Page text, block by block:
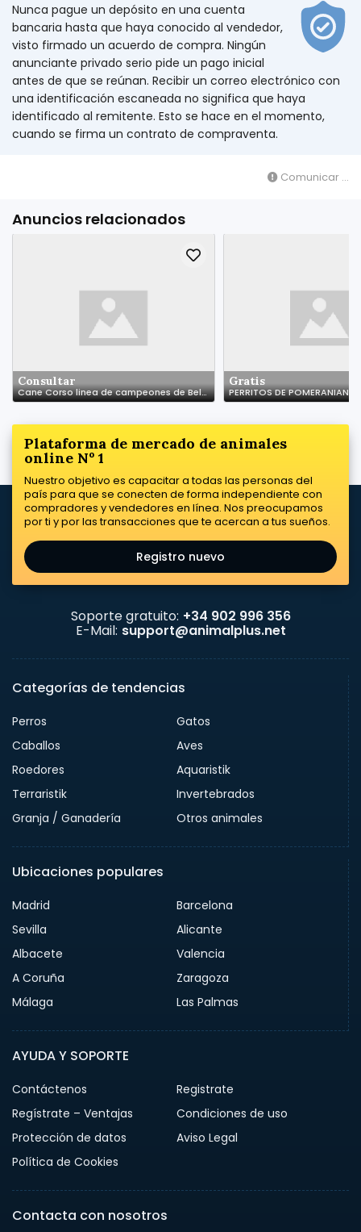
Nunca pague un depósito en una cuenta
bancaria hasta que haya conocido al vendedor,
visto firmado un acuerdo de compra. Ningún
anunciante privado serio pide un pago inicial
antes de que se reúnan. Recibir un correo electrónico con
una identificación escaneada no significa que haya
identificado al remitente. Esto se hace en el momento,
cuando se firma un contrato de compraventa.
Comunicar ...
Anuncios relacionados
Consultar
Cane Corso linea de campeones de Belleza
Gratis
PERRITOS DE POMERANIAN
Plataforma de mercado de animales
online Nº 1
Nuestro objetivo es capacitar a todas las personas del
país para que se conecten de forma independiente con
compradores y vendedores en línea. Nos preocupamos
por ti y por las transacciones que te acercan a tus sueños.
Registro nuevo
Soporte gratuito: +34 902 996 356
E-Mail: support@animalplus.net
Categorías de tendencias
Perros
Gatos
Caballos
Aves
Roedores
Aquaristik
Terraristik
Invertebrados
Granja / Ganadería
Otros animales
Ubicaciones populares
Madrid
Barcelona
Sevilla
Alicante
Albacete
Valencia
A Coruña
Zaragoza
Málaga
Las Palmas
AYUDA Y SOPORTE
Contáctenos
Registrate
Regístrate – Ventajas
Condiciones de uso
Protección de datos
Aviso Legal
Política de Cookies
Contacta con nosotros